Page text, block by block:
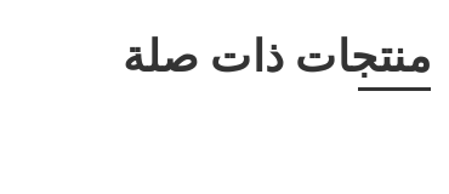
منتجات ذات صلة